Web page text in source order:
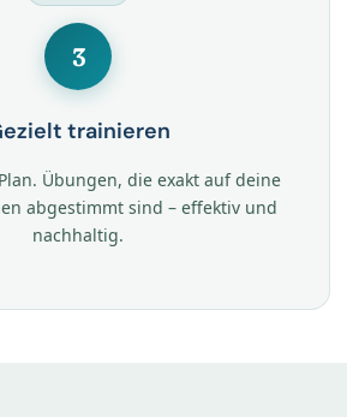
3
trainieren
Übungen, die exakt auf deine
abgestimmt sind – effektiv und
nachhaltig.